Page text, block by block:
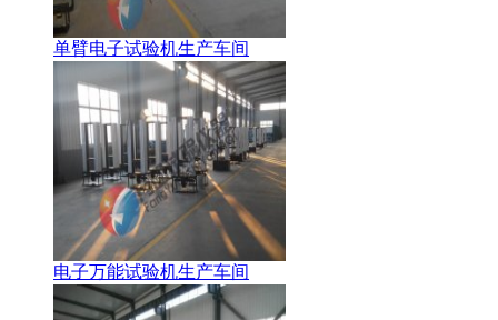
单臂电子试验机生产车间
电子万能试验机生产车间